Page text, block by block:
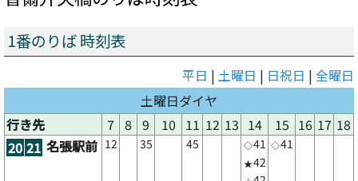
1番のりば 時刻表
平日 | 土曜日 | 日祝日 | 全曜日
土曜日ダイヤ
行き先
7 8 9 10 11 12 13 14 15 16 17 18
20 21 名張駅前 12 35 45 ◇41
★42
◇41